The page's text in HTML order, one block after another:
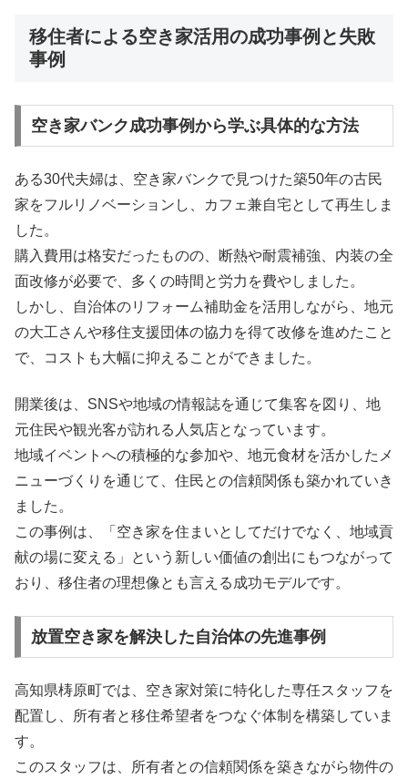
移住者による空き家活用の成功事例と失敗
事例
空き家バンク成功事例から学ぶ具体的な方法
ある30代夫婦は、空き家バンクで見つけた築50年の古民
家をフルリノベーションし、カフェ兼自宅として再生しま
した。
購入費用は格安だったものの、断熱や耐震補強、内装の全
面改修が必要で、多くの時間と労力を費やしました。
しかし、自治体のリフォーム補助金を活用しながら、地元
の大工さんや移住支援団体の協力を得て改修を進めたこと
で、コストも大幅に抑えることができました。
開業後は、SNSや地域の情報誌を通じて集客を図り、地
元住民や観光客が訪れる人気店となっています。
地域イベントへの積極的な参加や、地元食材を活かしたメ
ニューづくりを通じて、住民との信頼関係も築かれていき
ました。
この事例は、「空き家を住まいとしてだけでなく、地域貢
献の場に変える」という新しい価値の創出にもつながって
おり、移住者の理想像とも言える成功モデルです。
放置空き家を解決した自治体の先進事例
高知県梼原町では、空き家対策に特化した専任スタッフを
配置し、所有者と移住希望者をつなぐ体制を構築していま
す。
このスタッフは、所有者との信頼関係を築きながら物件の